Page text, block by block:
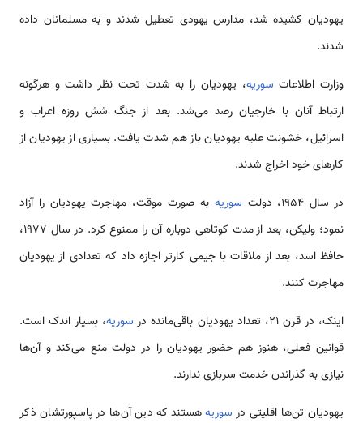
یهودیان کشیده شد، مدارس یهودی تعطیل شدند و به مسلمانان داده
شدند.
وزارت اطلاعات سوریه، یهودیان را به شدت تحت نظر داشت و هرگونه
ارتباط آنان با خارجیان رصد ‌‌‌‌‌‌‌‌‌‌می‌شد. بعد از جنگ شش روزه اعراب و
اسرائیل، خشونت علیه یهودیان باز هم شدت یافت. بسیاری از یهودیان از
کار‌‌‌‌‌‌‌‌‌‌های خود اخراج شدند.
در سال ۱۹۵۴، دولت سوریه به صورت موقت، ‌‌‌‌‌‌‌‌‌‌مهاجرت یهودیان را آزاد
نمود؛ ولیکن، بعد از مدت کوتاهی دوباره آن را ممنوع کرد. در سال ۱۹۷۷،
حافظ اسد، بعد از ملاقات با جیمی کارتر اجازه داد که تعدادی از یهودیان
‌‌‌‌‌‌‌‌‌‌مهاجرت کنند.
اینک، در قرن ۲۱، تعداد یهودیان باقی‌مانده در سوریه، بسیار اندک ‌‌‌است.
قوانین فعلی، هنوز هم حضور یهودیان را در دولت منع ‌‌‌‌‌‌‌‌‌‌می‌کند و آن‌‌‌‌‌‌‌‌‌‌‌ها
نیازی به گذراندن خدمت سربازی ندارند.
یهودیان تن‌‌‌‌‌‌‌‌‌‌ها اقلیتی در سوریههستند که دین آن‌‌‌‌‌‌‌‌‌‌‌ها در پاسپورتشان ذکر